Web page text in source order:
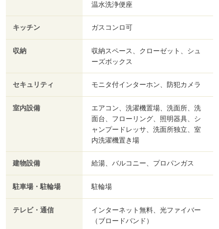
温水洗浄便座
キッチン ガスコンロ可
収納
収納スペース、クローゼット、シュ
ーズボックス
セキュリティ モニタ付インターホン、防犯カメラ
室内設備
エアコン、洗濯機置場、洗面所、洗
面台、フローリング、照明器具、シ
ャンプードレッサ、洗面所独立、室
内洗濯機置き場
建物設備 給湯、バルコニー、プロパンガス
駐車場・駐輪場 駐輪場
テレビ・通信
インターネット無料、光ファイバー
（ブロードバンド）